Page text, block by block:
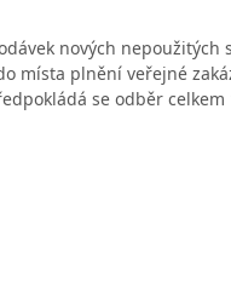
nových
místa plnění veřejné
se odběr